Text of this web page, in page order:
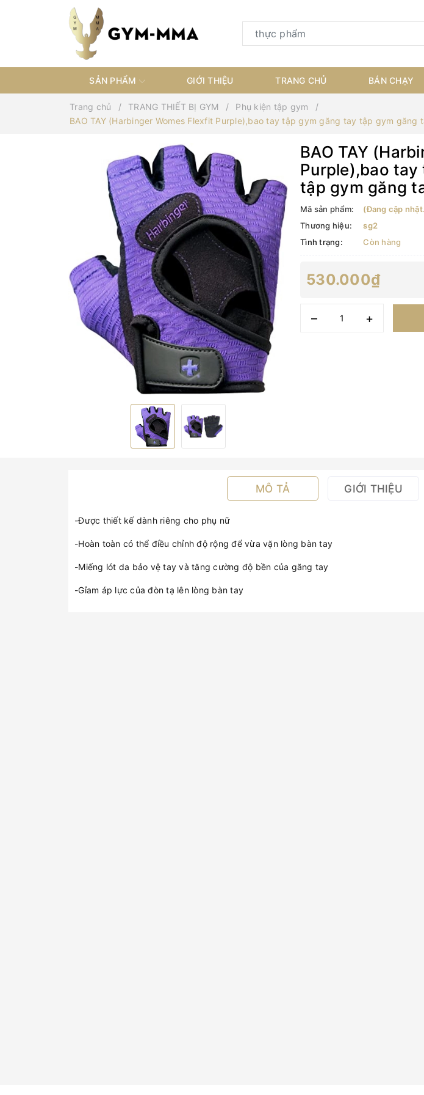
SẢN PHẨM GIỚI THIỆU TRANG CHỦ BÁN CHẠY
Trang chủ TRANG THIẾT BỊ GYM
Phụ kiện tập gym
BAO TAY (Harbinger Womes Flexfit Purple),bao tay tập gym găng tay tập gym găng
BAO TAY
Purple),bao
tập gym găng
Mã sản phẩm:
(Đang cập
Thương hiệu:
sg2
Tình trạng:
Còn hàng
530.000₫
– +
MÔ TẢ GIỚI THIỆU
-Được thiết kế dành riêng cho phụ nữ
-Hoàn toàn có thể điều chỉnh độ rộng để vừa vặn lòng bàn tay
-Miếng lót da bảo vệ tay và tăng cường độ bền của găng tay
-Gỉam áp lực của đòn tạ lên lòng bàn tay